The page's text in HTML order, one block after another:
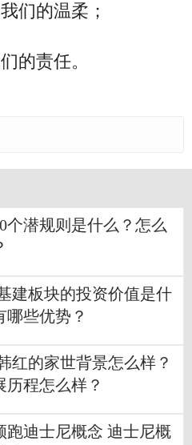
们的温柔；
的责任。
个潜规则是什么？怎么
建板块的投资价值是什
哪些优势？
红的家世背景怎么样？
历程怎么样？
跑迪士尼概念 迪士尼概